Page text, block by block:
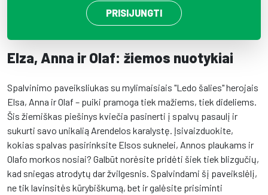
PRISIJUNGTI
Elza, Anna ir Olaf: žiemos nuotykiai
Spalvinimo paveiksliukas su mylimaisiais "Ledo šalies" herojais
Elsa, Anna ir Olaf – puiki pramoga tiek mažiems, tiek dideliems.
Šis žiemiškas piešinys kviečia pasinerti į spalvų pasaulį ir
sukurti savo unikalią Arendelos karalystę. Įsivaizduokite,
kokias spalvas pasirinksite Elsos suknelei, Annos plaukams ir
Olafo morkos nosiai? Galbūt norėsite pridėti šiek tiek blizgučių,
kad sniegas atrodytų dar žvilgesnis. Spalvindami šį paveikslėlį,
ne tik lavinsitės kūrybiškumą, bet ir galėsite prisiminti